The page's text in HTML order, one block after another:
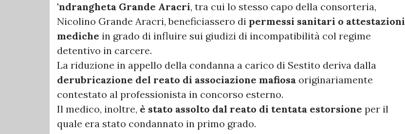
'ndrangheta Grande Aracri, tra cui lo stesso capo della consorteria,
Nicolino Grande Aracri, beneficiassero di permessi sanitari o attestazioni
mediche in grado di influire sui giudizi di incompatibilità col regime
detentivo in carcere.
La riduzione in appello della condanna a carico di Sestito deriva dalla
derubricazione del reato di associazione mafiosa originariamente
contestato al professionista in concorso esterno.
Il medico, inoltre, è stato assolto dal reato di tentata estorsione per il
quale era stato condannato in primo grado.